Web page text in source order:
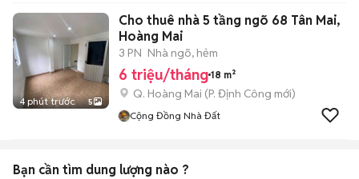
4 phút trước 5
Cho thuê nhà 5 tầng ngõ 68 Tân Mai,
Hoàng Mai
3 PN Nhà ngõ, hẻm
6 triệu/tháng 18 m²
Q. Hoàng Mai (P. Định Công mới)
Cộng Đồng Nhà Đất
Bạn cần tìm dung lượng nào ?